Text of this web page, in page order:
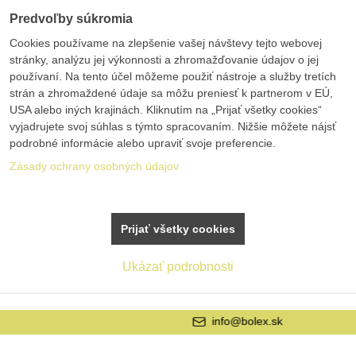
info@bolex.sk
Predvoľby súkromia
Cookies používame na zlepšenie vašej návštevy tejto webovej
stránky, analýzu jej výkonnosti a zhromažďovanie údajov o jej
používaní. Na tento účel môžeme použiť nástroje a služby tretích
strán a zhromaždené údaje sa môžu preniesť k partnerom v EÚ,
USA alebo iných krajinách. Kliknutím na „Prijať všetky cookies“
vyjadrujete svoj súhlas s týmto spracovaním. Nižšie môžete nájsť
podrobné informácie alebo upraviť svoje preferencie.
Zásady ochrany osobných údajov
Ukázať podrobnosti
Prijať všetky cookies